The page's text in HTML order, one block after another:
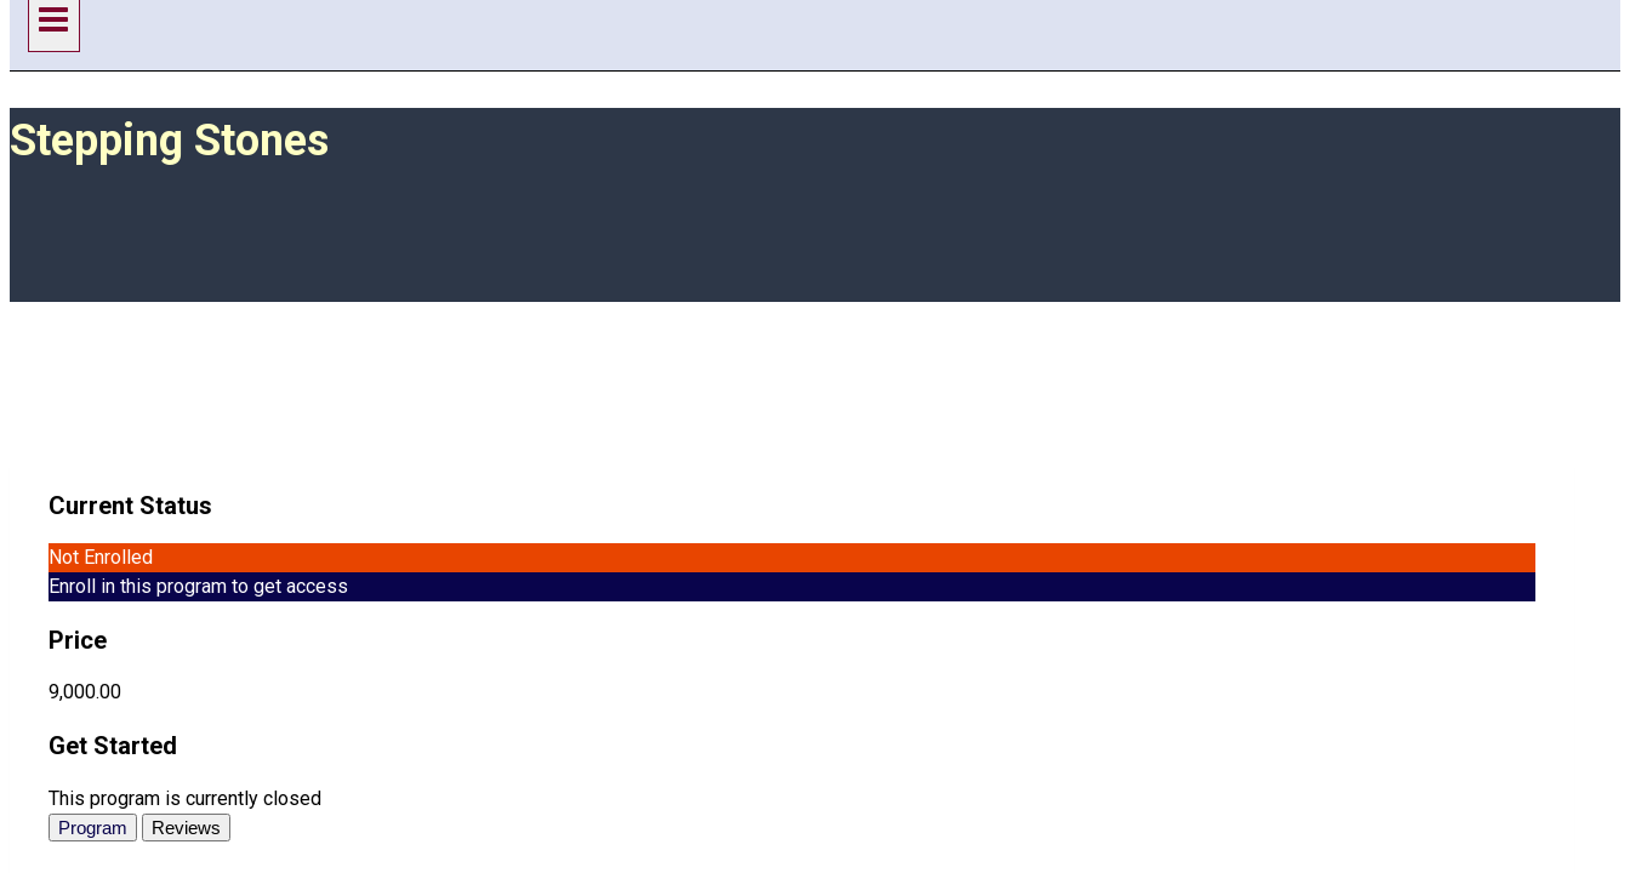
Stepping Stones
Current Status
Not Enrolled
Enroll in this program to get access
Price
₹9,000.00
Get Started
This program is currently closed
Program Reviews